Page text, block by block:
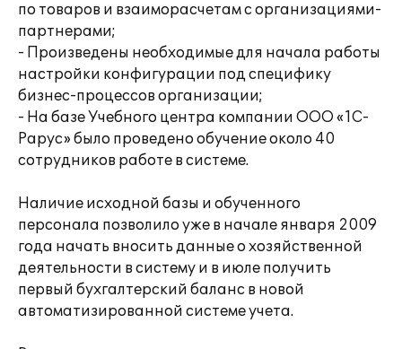
по товаров и взаиморасчетам с организациями-
партнерами;
- Произведены необходимые для начала работы
настройки конфигурации под специфику
бизнес-процессов организации;
- На базе Учебного центра компании ООО «1С-
Рарус» было проведено обучение около 40
сотрудников работе в системе.
Наличие исходной базы и обученного
персонала позволило уже в начале января 2009
года начать вносить данные о хозяйственной
деятельности в систему и в июле получить
первый бухгалтерский баланс в новой
автоматизированной системе учета.